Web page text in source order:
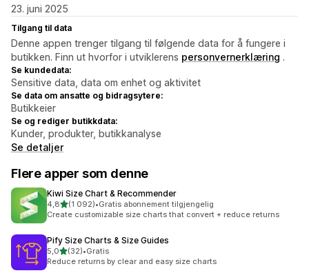
23. juni 2025
Tilgang til data
Denne appen trenger tilgang til følgende data for å fungere i
butikken. Finn ut hvorfor i utviklerens personvernerklæring .
Se kundedata:
Sensitive data, data om enhet og aktivitet
Se data om ansatte og bidragsytere:
Butikkeier
Se og rediger butikkdata:
Kunder, produkter, butikkanalyse
Se detaljer
Flere apper som denne
Kiwi Size Chart & Recommender
4,8av 5 stjerner
(1 092)
Totalt 1092 omtaler
•Gratis abonnement tilgjengelig
Create customizable size charts that convert + reduce returns
Pify Size Charts & Size Guides
5,0av 5 stjerner
(32)
Totalt 32 omtaler
•Gratis
Reduce returns by clear and easy size charts